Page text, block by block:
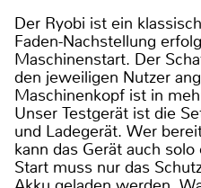
Der Ryobi ist ein
Faden-Nachstellung
Maschinenstart. Der
den jeweiligen Nutzer
Maschinenkopf ist in
Unser Testgerät ist die
und Ladegerät. Wer
kann das Gerät auch
Start muss nur das